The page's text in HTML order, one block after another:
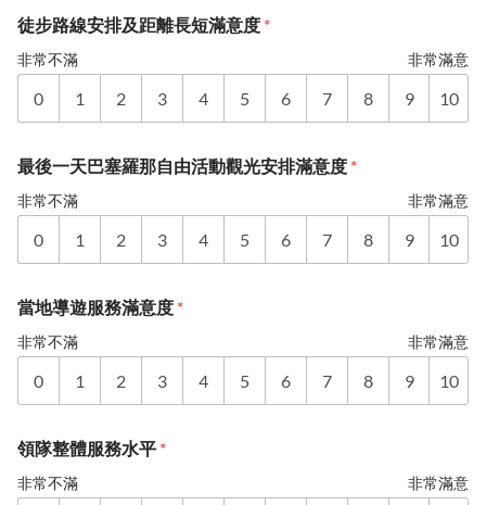
徒步路線安排及距離長短滿意度 *
非常不滿 非常滿意
0 1 2 3 4 5 6 7 8 9 10
最後一天巴塞羅那自由活動觀光安排滿意度 *
非常不滿 非常滿意
0 1 2 3 4 5 6 7 8 9 10
當地導遊服務滿意度 *
非常不滿 非常滿意
0 1 2 3 4 5 6 7 8 9 10
領隊整體服務水平 *
非常不滿 非常滿意